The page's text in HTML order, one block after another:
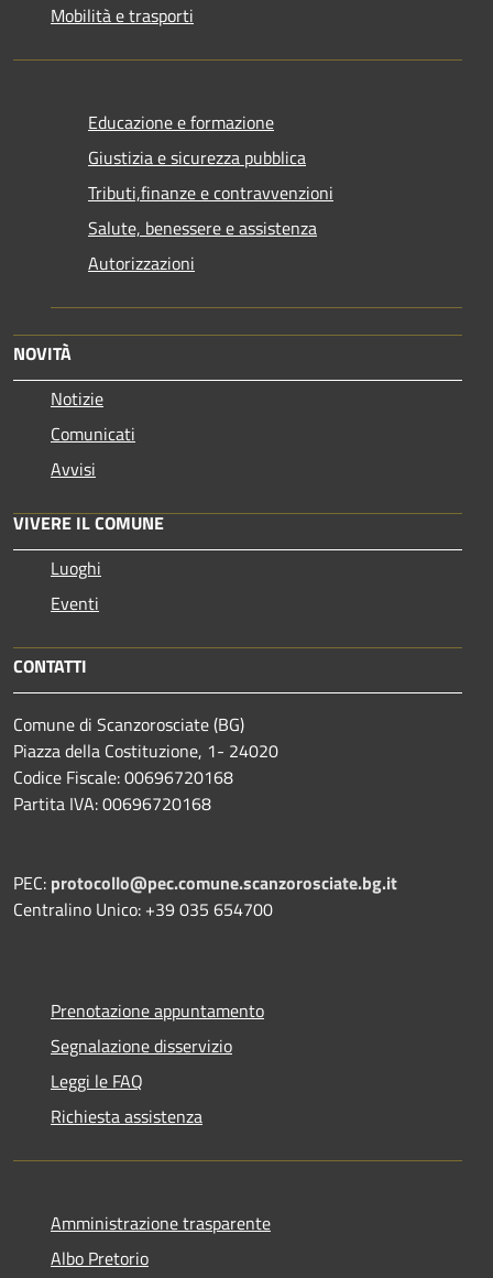
Mobilità e trasporti
Educazione e formazione
Giustizia e sicurezza pubblica
Tributi,finanze e contravvenzioni
Salute, benessere e assistenza
Autorizzazioni
NOVITÀ
Notizie
Comunicati
Avvisi
VIVERE IL COMUNE
Luoghi
Eventi
CONTATTI
Comune di Scanzorosciate (BG)
Piazza della Costituzione, 1- 24020
Codice Fiscale: 00696720168
Partita IVA: 00696720168
PEC: protocollo@pec.comune.scanzorosciate.bg.it
Centralino Unico: +39 035 654700
Prenotazione appuntamento
Segnalazione disservizio
Leggi le FAQ
Richiesta assistenza
Amministrazione trasparente
Albo Pretorio